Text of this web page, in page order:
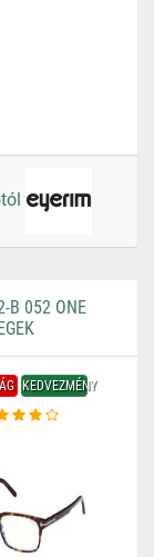
B 052 ONE
KEDVEZMÉNY